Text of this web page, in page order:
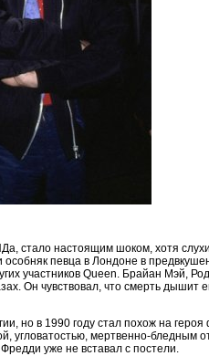
стало настоящим шоком, хотя
певца в Лондоне в
участников Queen. Брайан Мэй,
Он чувствовал, что смерть дышит
но в 1990 году стал похож на
угловатостью, мертвенно-
уже не вставал с постели.